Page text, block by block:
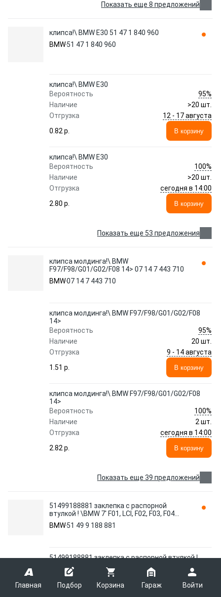
Главная Подбор Корзина Гараж Войти
Показать еще 8 предложений
клипса!\ BMW E30 51 47 1 840 960
BMW51 47 1 840 960
клипса!\ BMW E30
Вероятность
95%
Наличие
>20 шт.
Отгрузка
12 - 17 августа
0.82 p.
В корзину
клипса!\ BMW E30
Вероятность
100%
Наличие
>20 шт.
Отгрузка
сегодня в 14:00
2.80 p.
В корзину
Показать еще 53 предложения
клипса молдинга!\ BMW
F97/F98/G01/G02/F08 14> 07 14 7 443 710
BMW07 14 7 443 710
клипса молдинга!\ BMW F97/F98/G01/G02/F08
14>
Вероятность
95%
Наличие
20 шт.
Отгрузка
9 - 14 августа
1.51 p.
В корзину
клипса молдинга!\ BMW F97/F98/G01/G02/F08
14>
Вероятность
100%
Наличие
2 шт.
Отгрузка
сегодня в 14:00
2.82 p.
В корзину
Показать еще 39 предложений
51499188881 заклепка с распорной
втулкой ! \BMW 7' F01, LCI, F02, F03, F04
Hybrid
BMW51 49 9 188 881
51499188881 заклепка с распорной втулкой !
\BMW 7' F01, LCI, F02, F03, F04 Hybrid
Вероятность
Наличие
>20 шт.